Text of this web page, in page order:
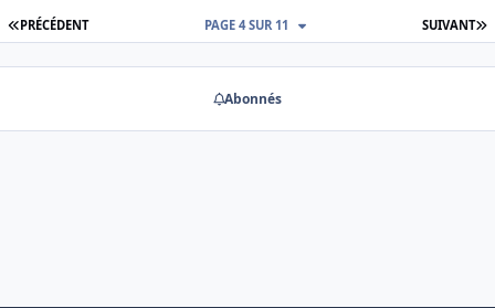
P3Dv4;4 tout fraîchement recharger . Lancement de P3D
simobjets\airplane\mooney_acclaim\so…
PREMIÈRE PAGE
PRÉCÉDENT SUIVANT
PAGE 4 SUR 11
Abonnés